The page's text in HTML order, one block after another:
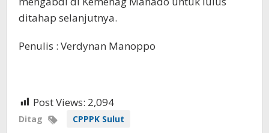
ditahap selanjutnya.
Penulis : Verdynan Manoppo
Post Views: 2,094
Ditag CPPPK Sulut